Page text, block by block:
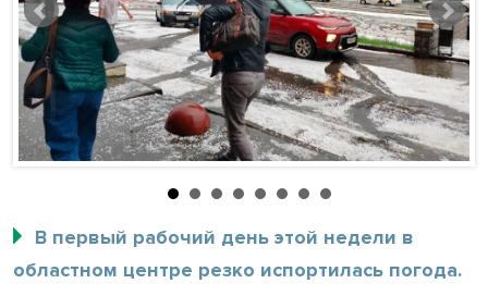
В первый рабочий день этой недели в
областном центре резко испортилась погода.